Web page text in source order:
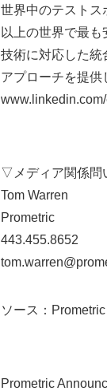
世界中のテストス
以上の世界で最
技術に対応した統
アプローチを提供
▽メディア関係問
Tom Warren
Prometric
443.455.8652
ソース：
Prometric